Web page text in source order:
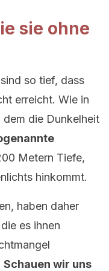
sie ohne
so tief, dass
erreicht. Wie in
dem die Dunkelheit
Metern Tiefe,
hinkommt.
haben daher
es ihnen
Schauen wir uns